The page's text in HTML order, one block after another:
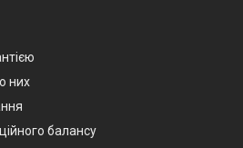
них
балансу